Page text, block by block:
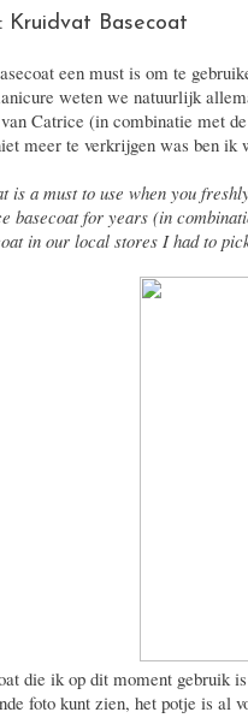
Kruidvat Basecoat
een must is om te
weten we natuurlijk
Catrice (in combinatie met
meer te verkrijgen was ben ik
is a must to use when you
basecoat for years (in
in our local stores I had to
die ik op dit moment gebruik
foto kunt zien, het potje is al